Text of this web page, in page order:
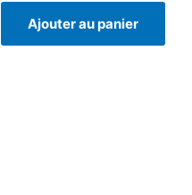
Ajouter au panier